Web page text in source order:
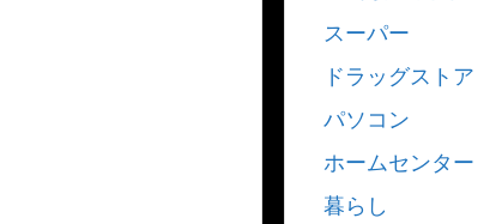
スーパー
ドラッグストア
パソコン
ホームセンター
暮らし